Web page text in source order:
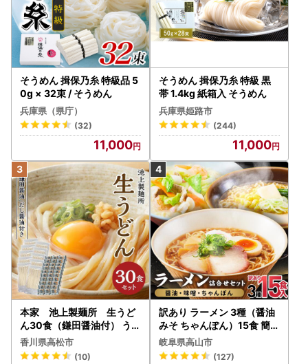
そうめん 揖保乃糸 特級品 5
0g × 32束 / そうめん
兵庫県（県庁）
(32)
11,000
そうめん 揖保乃糸 特級 黒
帯 1.4kg 紙箱入 そうめん
兵庫県姫路市
(244)
11,000
本家 池上製麺所 生うど
ん30食（鎌田醤油付） うど
ん
香川県高松市
(10)
訳あり ラーメン 3種（醤油
みそ ちゃんぽん）15食 簡易
包装 訳あり ラーメン JM00
2
岐阜県高山市
(127)